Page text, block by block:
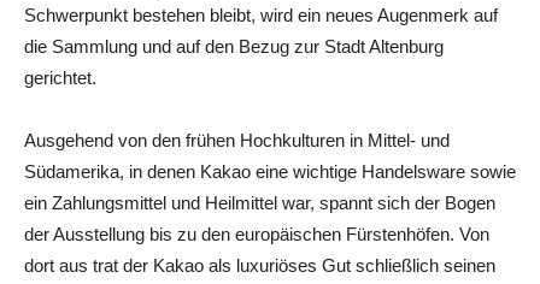
Schwerpunkt bestehen bleibt, wird ein neues Augenmerk auf
die Sammlung und auf den Bezug zur Stadt Altenburg
gerichtet.
Ausgehend von den frühen Hochkulturen in Mittel- und
Südamerika, in denen Kakao eine wichtige Handelsware sowie
ein Zahlungsmittel und Heilmittel war, spannt sich der Bogen
der Ausstellung bis zu den europäischen Fürstenhöfen. Von
dort aus trat der Kakao als luxuriöses Gut schließlich seinen